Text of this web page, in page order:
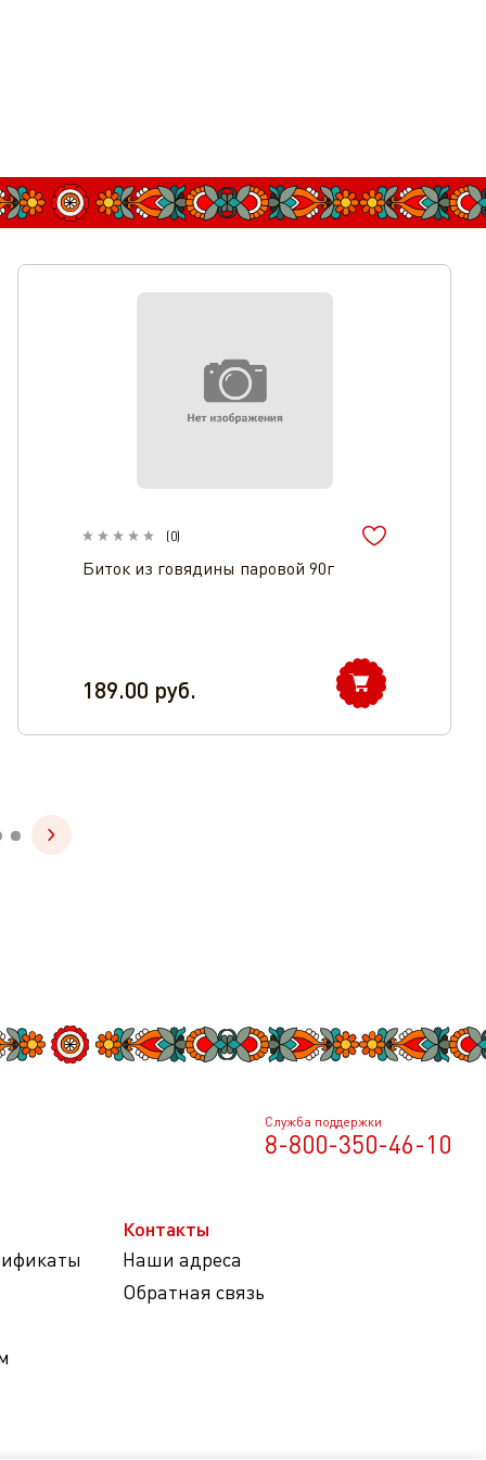
(0)
Биток из говядины паровой 90г
189.00 руб.
Служба поддержки
8-800-350-46-10
Контакты
Наши адреса
Обратная связь